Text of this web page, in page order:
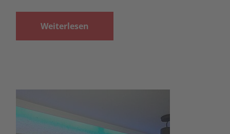
Weiterlesen